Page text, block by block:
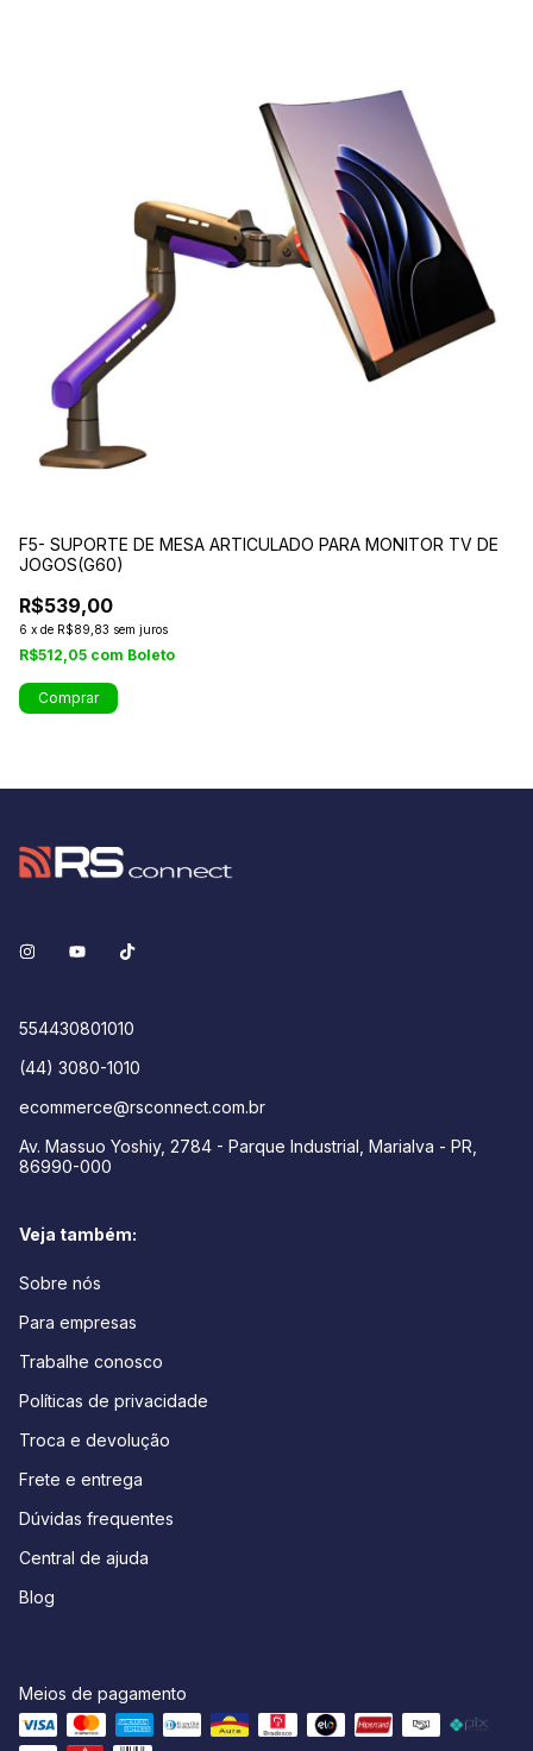
F5- SUPORTE DE MESA ARTICULADO PARA MONITOR TV DE
JOGOS(G60)
R$539,00
6 x de R$89,83 sem juros
R$512,05 com Boleto
554430801010
(44) 3080-1010
ecommerce@rsconnect.com.br
Av. Massuo Yoshiy, 2784 - Parque Industrial, Marialva - PR,
86990-000
Veja também:
Sobre nós
Para empresas
Trabalhe conosco
Políticas de privacidade
Troca e devolução
Frete e entrega
Dúvidas frequentes
Central de ajuda
Blog
Meios de pagamento